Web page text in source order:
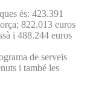
és: 423.391
822.013 euros
i 488.244 euros
de serveis
i també les